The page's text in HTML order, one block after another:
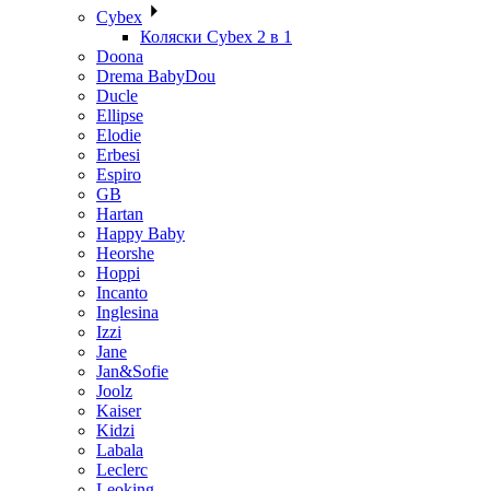
Cybex
Коляски Cybex 2 в 1
Doona
Drema BabyDou
Ducle
Ellipse
Elodie
Erbesi
Espiro
GB
Hartan
Happy Baby
Heorshe
Hoppi
Incanto
Inglesina
Izzi
Jane
Jan&Sofie
Joolz
Kaiser
Kidzi
Labala
Leclerc